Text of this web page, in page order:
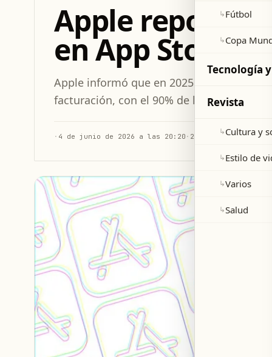
Apple reporta
en App Store
Apple informó que en 2025 su App Store
facturación, con el 90% de las
· 4 de junio de 2026 a las 20:20 · 2 min de lectura
↳Fútbol
↳Copa
Tecnología y
Revista
↳Cultura y
↳Estilo de
↳Varios
↳Salud